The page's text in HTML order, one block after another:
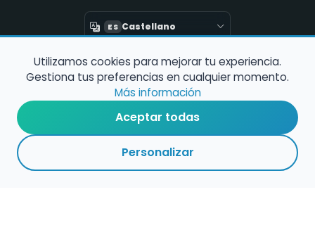
ES Castellano
Encuentra Músico
Buscador de Músicos
Encuentra Pianista Acompañante
Asesoría para músicos y docentes
Utilizamos cookies para mejorar tu experiencia.
Gestiona tus preferencias en cualquier momento.
Más información
Aceptar todas
Personalizar